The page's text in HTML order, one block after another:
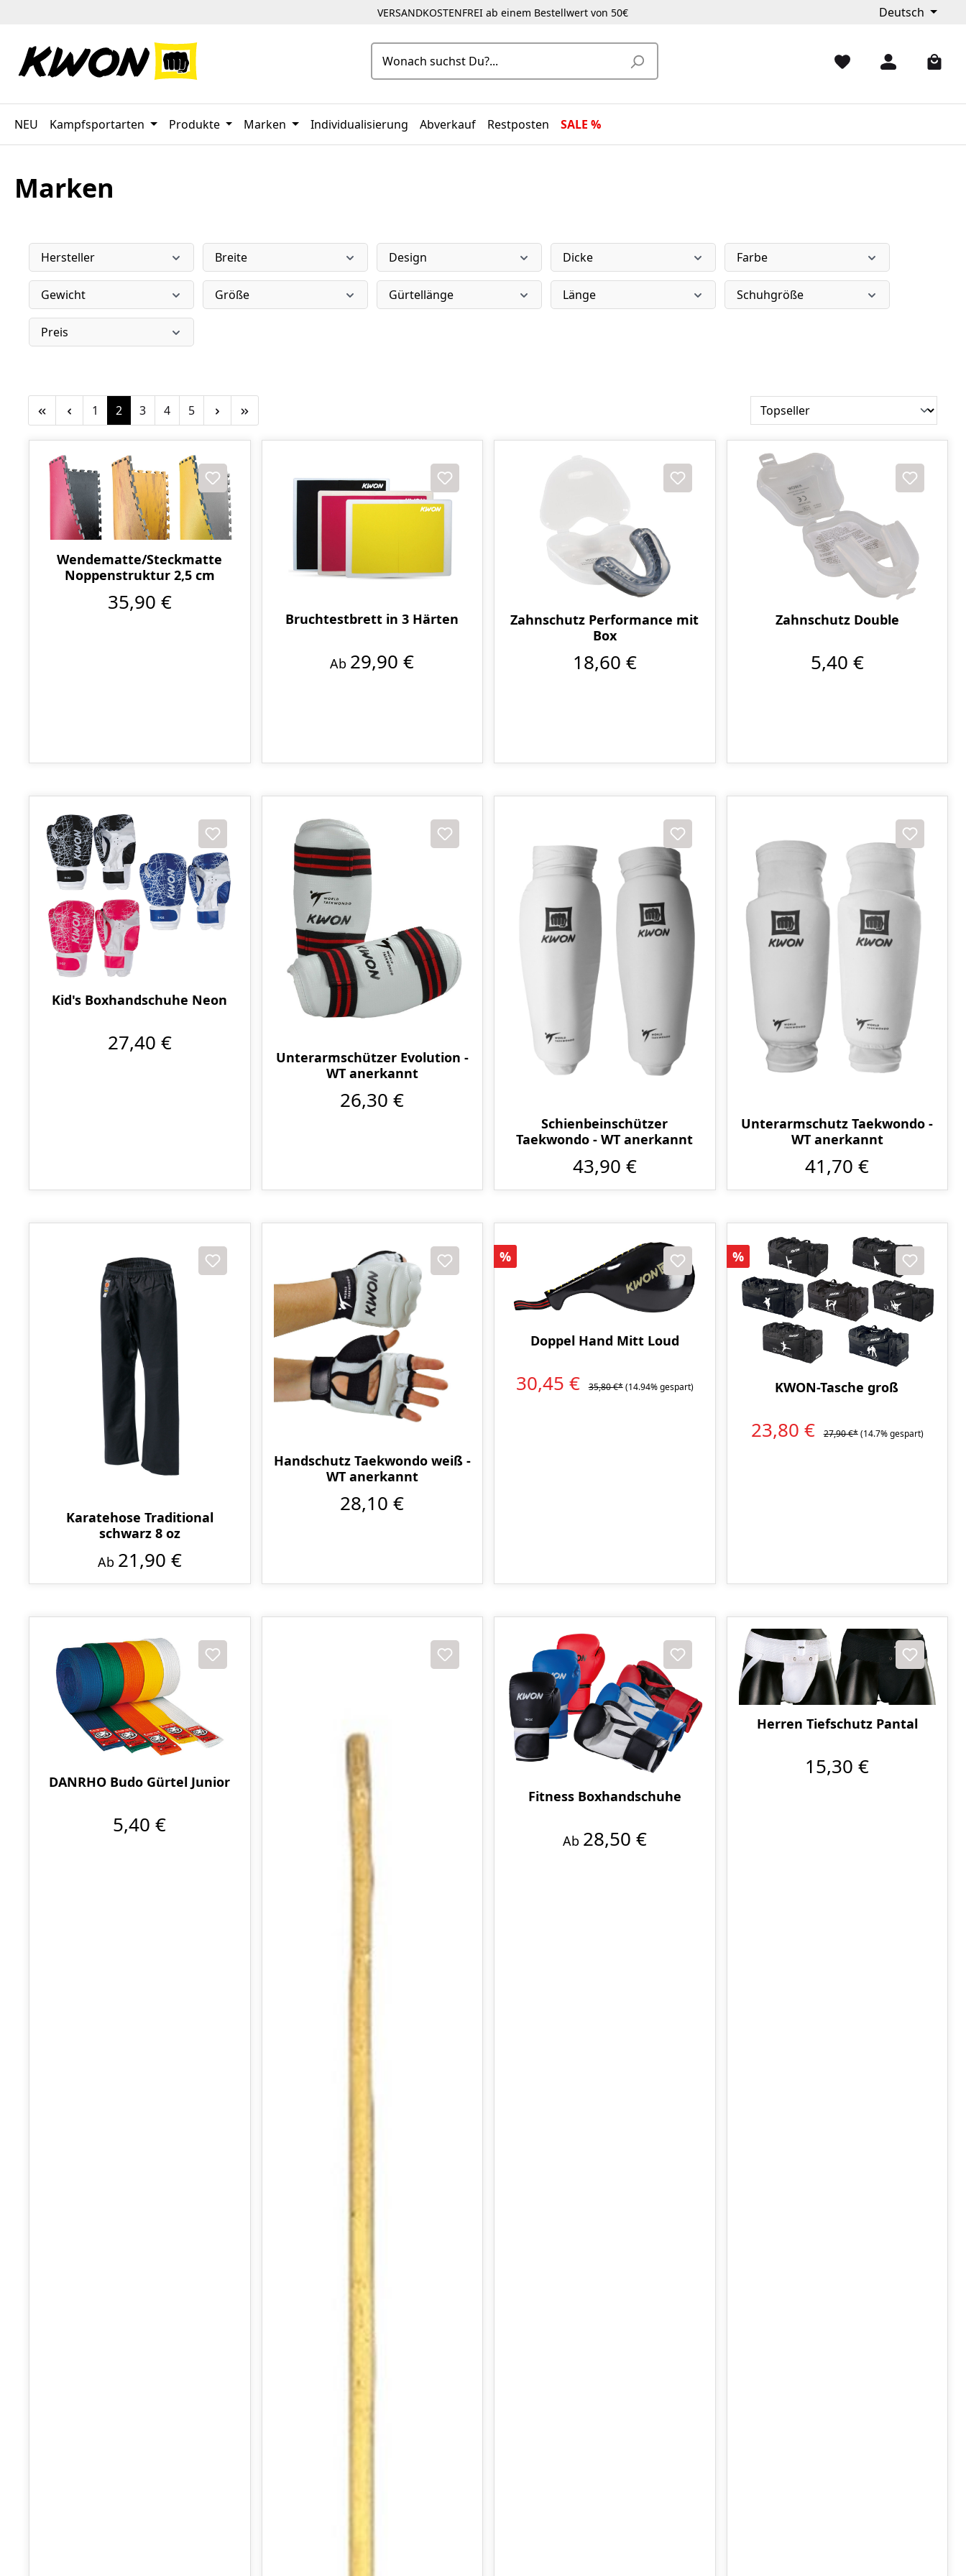
VERSANDKOSTENFREI ab einem Bestellwert von 50€ Deutsch
NEU Kampfsportarten Produkte Marken Individualisierung Abverkauf Restposten SALE %
Marken
Hersteller Breite Design Dicke Farbe
Gewicht Größe Gürtellänge Länge Schuhgröße
Preis
Seite
1 Seite
2 Seite
3 Seite
4 Seite
5
Wendematte/Steckmatte
Noppenstruktur 2,5 cm
35,90 €
Bruchtestbrett in 3 Härten
Ab 29,90 €
Zahnschutz Performance mit
Box
18,60 €
Zahnschutz Double
5,40 €
Kid's Boxhandschuhe Neon
27,40 €
Unterarmschützer Evolution -
WT anerkannt
26,30 €
Schienbeinschützer
Taekwondo - WT anerkannt
43,90 €
Unterarmschutz Taekwondo -
WT anerkannt
41,70 €
Karatehose Traditional
schwarz 8 oz
Ab 21,90 €
Handschutz Taekwondo weiß -
WT anerkannt
28,10 €
Rabatt
%
Doppel Hand Mitt Loud
30,45 € 35,80 €*(14.94% gespart)
Rabatt
%
KWON-Tasche groß
23,80 € 27,90 €*(14.7% gespart)
DANRHO Budo Gürtel Junior
5,40 €
Fitness Boxhandschuhe
Ab 28,50 €
Herren Tiefschutz Pantal
15,30 €